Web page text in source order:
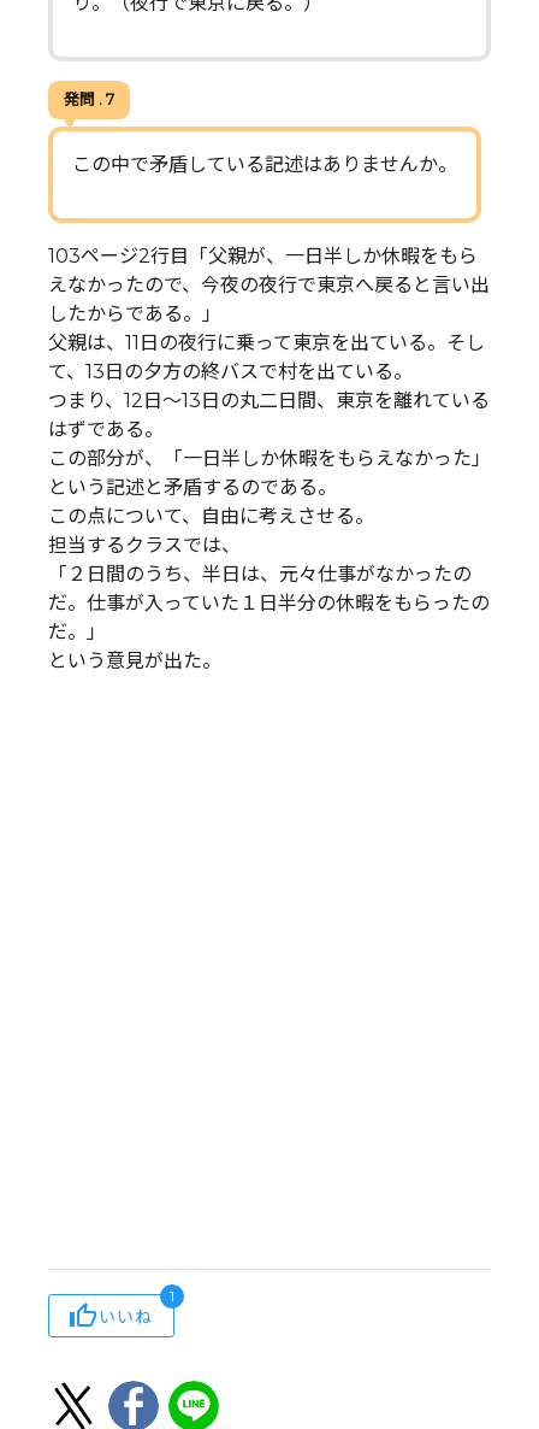
発問 . 7
この中で矛盾している記述はありませんか。
103ページ2行目「父親が、一日半しか休暇をもら
えなかったので、今夜の夜行で東京へ戻ると言い出
したからである。」
父親は、11日の夜行に乗って東京を出ている。そし
て、13日の夕方の終バスで村を出ている。
つまり、12日～13日の丸二日間、東京を離れている
はずである。
この部分が、「一日半しか休暇をもらえなかった」
という記述と矛盾するのである。
この点について、自由に考えさせる。
担当するクラスでは、
「２日間のうち、半日は、元々仕事がなかったの
だ。仕事が入っていた１日半分の休暇をもらったの
だ。」
という意見が出た。
いいね
1